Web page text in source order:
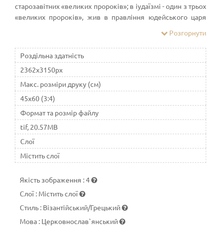
старозавітних «великих пророків»; в іудаїзмі - один з трьох
«великих пророків», жив в правління юдейського царя
Розгорнути
Роздільна здатність
2362x3150px
Макс. розміри друку (см)
45x60 (3:4)
Формат та розмір файлу
tif, 20.57MB
Слої
Містить слої
Якість зображення :4
Слої : Містить слої
Стиль : Візантійський/Грецький
Мова : Церковнослав`янський